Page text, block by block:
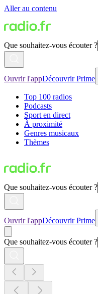
Aller au contenu
Que souhaitez-vous écouter ?
Ouvrir l'appDécouvrir Prime
Top 100 radios
Podcasts
Sport en direct
À proximité
Genres musicaux
Thèmes
Que souhaitez-vous écouter ?
Ouvrir l'appDécouvrir Prime
Que souhaitez-vous écouter ?